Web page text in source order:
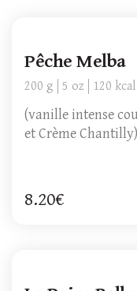
Pêche Melba
200 g 5 oz 120 kcal
(vanille intense
et Crème Chantilly)
8.20€